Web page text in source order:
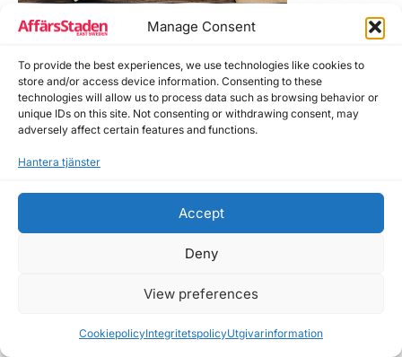
Manage Consent
To provide the best experiences, we use technologies like cookies to
store and/or access device information. Consenting to these
technologies will allow us to process data such as browsing behavior or
unique IDs on this site. Not consenting or withdrawing consent, may
adversely affect certain features and functions.
Hantera tjänster
Accept
Deny
View preferences
CookiepolicyIntegritetspolicyUtgivarinformation
Vet du mer? Har du ett nyhetstips? Hör av dig till oss!
Läs senaste numret